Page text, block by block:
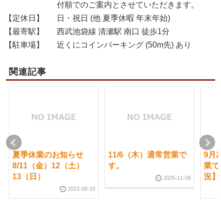
付順でのご案内とさせていただきます。
【定休日】
日・祝日 (他 夏季休暇 年末年始)
【最寄駅】
西武池袋線 清瀬駅 南口 徒歩1分
【駐車場】
近くにコインパーキング (50m先) あり
関連記事
夏季休業のお知らせ
8/11（金）12（土）
13（日）
2023-08-10
11/6（木）通常営業で
す。
2025-11-06
9月
業
況】